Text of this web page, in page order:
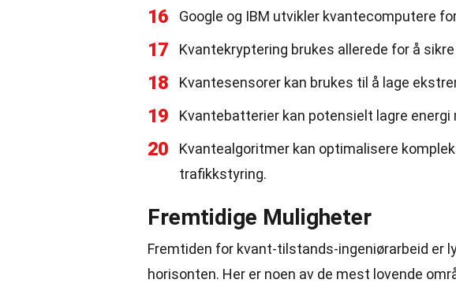
16 Google og IBM utvikler kvantecomputere
17 Kvantekryptering brukes allerede for å
18 Kvantesensorer kan brukes til å lage
19 Kvantebatterier kan potensielt lagre
20
Kvantealgoritmer kan optimalisere
trafikkstyring.
Fremtidige Muligheter
Fremtiden for kvant-tilstands-ingeniørarbeid er
horisonten. Her er noen av de mest lovende